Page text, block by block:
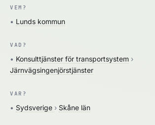
VEM?
• Lunds kommun
VAD?
• Konsulttjänster för transportsystem ›
Järnvägsingenjörstjänster
VAR?
• Sydsverige › Skåne län